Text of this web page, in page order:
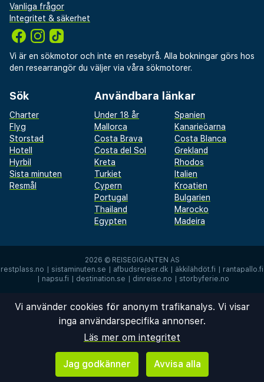
Vanliga frågor
Integritet & säkerhet
Vi är en sökmotor och inte en resebyrå. Alla bokningar görs hos
den researrangör du väljer via våra sökmotorer.
Sök
Charter
Flyg
Storstad
Hotell
Hyrbil
Sista minuten
Resmål
Användbara länkar
Under 18 år
Spanien
Mallorca
Kanarieöarna
Costa Brava
Costa Blanca
Costa del Sol
Grekland
Kreta
Rhodos
Turkiet
Italien
Cypern
Kroatien
Portugal
Bulgarien
Thailand
Marocko
Egypten
Madeira
2026 © REISEGIGANTEN AS
restplass.no | sistaminuten.se | afbudsrejser.dk | äkkilähdöt.fi | rantapallo.fi
| napsu.fi | destination.se | dinreise.no | storbyferie.no
Vi använder cookies för anonym trafikanalys. Vi visar
inga användarspecifika annonser.
Läs mer om integritet
Jag godkänner Avvisa alla